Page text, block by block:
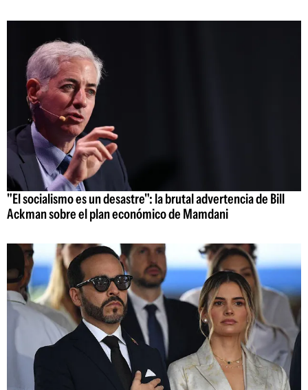
"El socialismo es un desastre": la brutal advertencia de Bill
Ackman sobre el plan económico de Mamdani